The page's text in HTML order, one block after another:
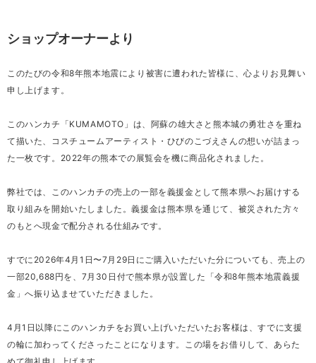
ショップオーナーより
このたびの令和8年熊本地震により被害に遭われた皆様に、心よりお見舞い
申し上げます。
このハンカチ「KUMAMOTO」は、阿蘇の雄大さと熊本城の勇壮さを重ね
て描いた、コスチュームアーティスト・ひびのこづえさんの想いが詰まっ
た一枚です。2022年の熊本での展覧会を機に商品化されました。
弊社では、このハンカチの売上の一部を義援金として熊本県へお届けする
取り組みを開始いたしました。義援金は熊本県を通じて、被災された方々
のもとへ現金で配分される仕組みです。
すでに2026年4月1日〜7月29日にご購入いただいた分についても、売上の
一部20,688円を、7月30日付で熊本県が設置した「令和8年熊本地震義援
金」へ振り込ませていただきました。
4月1日以降にこのハンカチをお買い上げいただいたお客様は、すでに支援
の輪に加わってくださったことになります。この場をお借りして、あらた